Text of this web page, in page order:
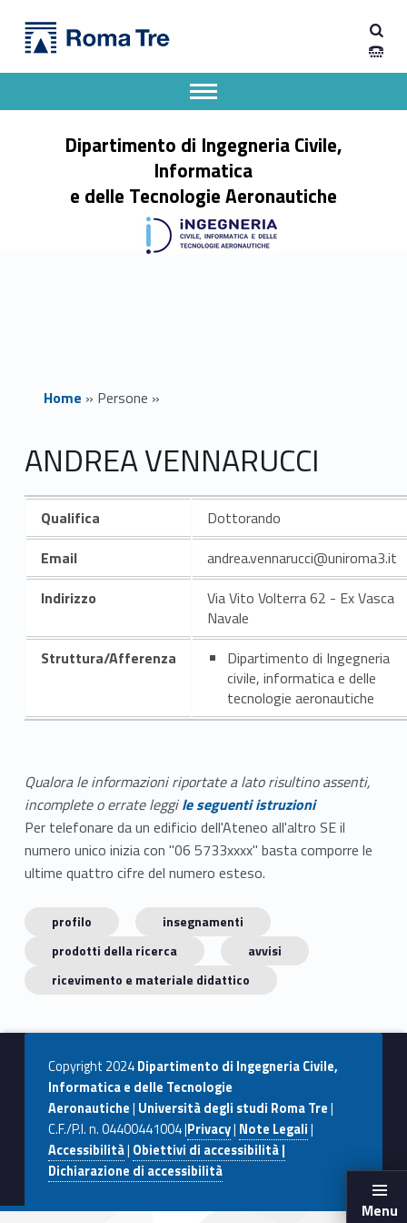
ANDREA VENNARUCCI - Dipartimento di Ingegneria Civile, Informatica e delle Tecnologie Aeronautiche
Dipartimento di Ingegneria Civile,
Informatica
e delle Tecnologie Aeronautiche
Menu
Apri il menu secondario
Header info sidebar
Home » Persone »
ANDREA VENNARUCCI
Qualifica
Dottorando
Email
andrea.vennarucci@uniroma3.it
Indirizzo
Via Vito Volterra 62 - Ex Vasca
Navale
Struttura/Afferenza
Dipartimento di Ingegneria
civile, informatica e delle
tecnologie aeronautiche
Qualora le informazioni riportate a lato risultino assenti,
incomplete o errate leggile seguenti istruzioni
Per telefonare da un edificio dell'Ateneo all'altro SE il
numero unico inizia con "06 5733xxxx" basta comporre le
ultime quattro cifre del numero esteso.
profilo
insegnamenti
prodotti della ricerca
avvisi
ricevimento e materiale didattico
Copyright 2024Dipartimento di Ingegneria Civile,
Informatica e delle Tecnologie
Aeronautiche| Università degli studi Roma Tre|
C.F./P.I. n. 04400441004 |Privacy| Note Legali|
Accessibilità| Obiettivi di accessibilità |
Dichiarazione di accessibilità